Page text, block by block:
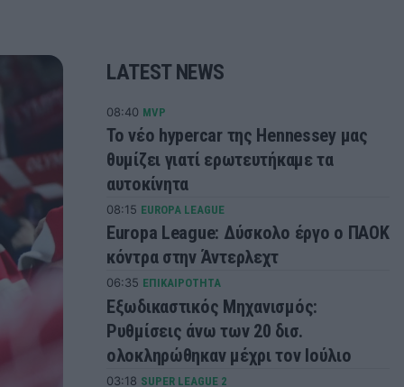
LATEST NEWS
08:40 MVP
Το νέο hypercar της Hennessey μας
θυμίζει γιατί ερωτευτήκαμε τα
αυτοκίνητα
08:15 EUROPA LEAGUE
Europa League: Δύσκολο έργο ο ΠΑΟΚ
κόντρα στην Άντερλεχτ
06:35 ΕΠΙΚΑΙΡΟΤΗΤΑ
Εξωδικαστικός Μηχανισμός:
Ρυθμίσεις άνω των 20 δισ.
ολοκληρώθηκαν μέχρι τον Ιούλιο
03:18 SUPER LEAGUE 2